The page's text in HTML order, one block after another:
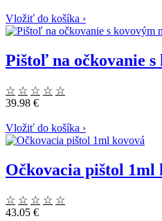
Vložiť do košíka ›
Pištoľ na očkovanie s
☆ ☆ ☆ ☆ ☆
39.98 €
Vložiť do košíka ›
Očkovacia pištol 1ml
☆ ☆ ☆ ☆ ☆
43.05 €